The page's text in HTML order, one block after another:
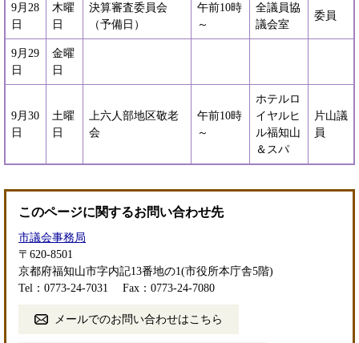
9月28
日
木曜
日
決算審査委員会
（予備日）
午前10時
～
全議員協
議会室
委員
9月29
日
金曜
日
9月30
日
土曜
日
上六人部地区敬老
会
午前10時
～
ホテルロ
イヤルヒ
ル福知山
＆スパ
片山議
員
このページに関するお問い合わせ先
市議会事務局
〒620-8501
京都府福知山市字内記13番地の1(市役所本庁舎5階)
Tel：0773-24-7031
Fax：0773-24-7080
メールでのお問い合わせはこちら